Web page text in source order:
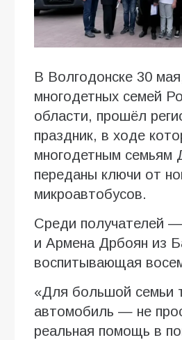
В Волгодонске 30
многодетных семей
области, прошёл
праздник, в ходе
многодетным семьям
переданы ключи от
микроавтобусов.
Среди получателей
и Армена Дрбоян из
воспитывающая
«Для большой семьи
автомобиль — не
реальная помощь в